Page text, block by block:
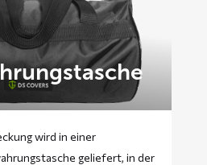
wird in einer
geliefert, in der